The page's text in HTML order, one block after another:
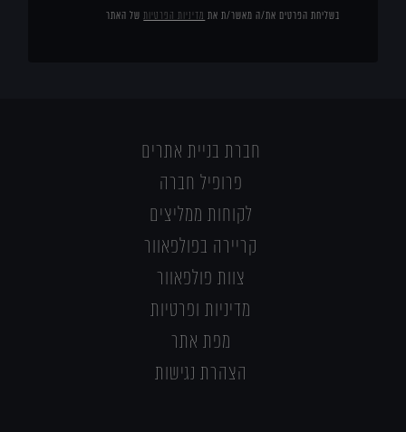
בשליחת הפרטים את/ה מאשר/ת את מדיניות הפרטיותשל האתר
חברת בניית אתרים
פרופיל חברה
לקוחות ממליצים
קריירה בפולפאוור
צוות פולפאוור
מדיניות ופרטיות
מפת אתר
הצהרת נגישות